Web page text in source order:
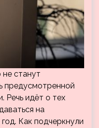
станут
предусмотренной
Речь идёт о тех
на
Как подчеркнули